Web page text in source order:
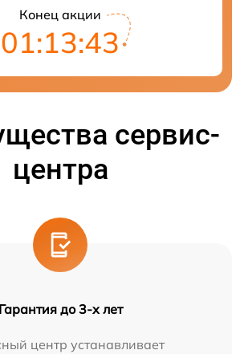
Конец акции
01:13:42
сервис-
центра
Гарантия до 3-х лет
центр устанавливает